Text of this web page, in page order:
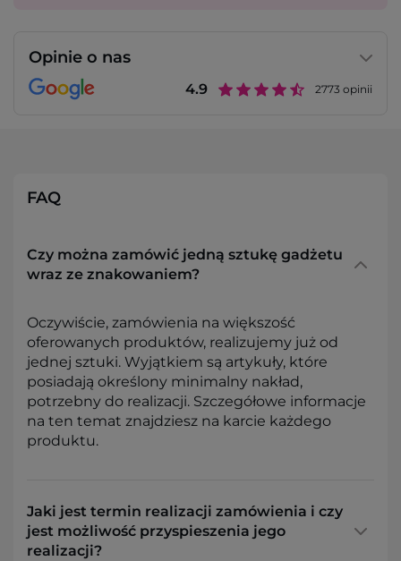
Opinie o nas
4.9 2773 opinii
FAQ
Czy można zamówić jedną sztukę gadżetu
wraz ze znakowaniem?
Oczywiście, zamówienia na większość
oferowanych produktów, realizujemy już od
jednej sztuki. Wyjątkiem są artykuły, które
posiadają określony minimalny nakład,
potrzebny do realizacji. Szczegółowe informacje
na ten temat znajdziesz na karcie każdego
produktu.
Jaki jest termin realizacji zamówienia i czy
jest możliwość przyspieszenia jego
realizacji?